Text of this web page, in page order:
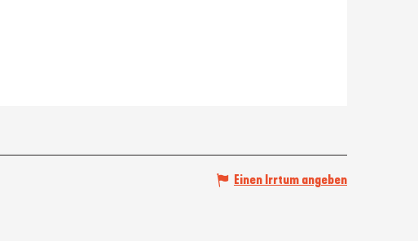
Einen Irrtum angeben